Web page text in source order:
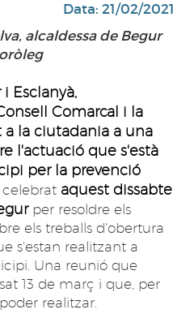
Data: 21/02/
alcaldessa de Begur
Esclanyà,
Comarcal i la
a la ciutadania a una
l'actuació que s'està
per la prevenció
celebrat aquest dissabte
per resoldre els
els treballs d'obertura
s'estan realitzant a
Una reunió que
13 de març i que, per
realitzar.